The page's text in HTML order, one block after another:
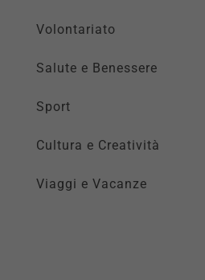
Volontariato
Salute e Benessere
Sport
Cultura e Creatività
Viaggi e Vacanze